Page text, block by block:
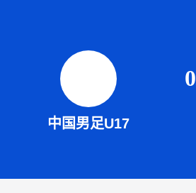
中国男足U17
0